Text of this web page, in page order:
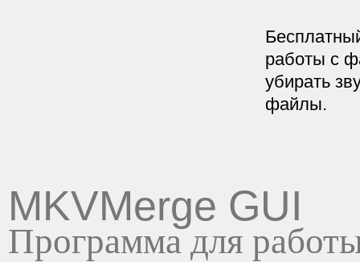
работы с
убирать
файлы.
MKVMerge GUI
Программа для